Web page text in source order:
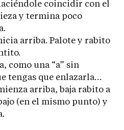
coincidir con el
y termina poco
arriba. Palote y rabito
como una “a” sin
tengas que enlazarla…
arriba, baja rabito a
(en el mismo punto) y